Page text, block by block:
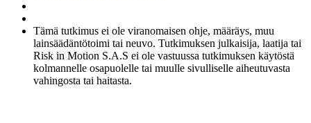
Tämä tutkimus ei ole viranomaisen ohje, määräys, muu
lainsäädäntötoimi tai neuvo. Tutkimuksen julkaisija, laatija tai
Risk in Motion S.A.S ei ole vastuussa tutkimuksen käytöstä
kolmannelle osapuolelle tai muulle sivulliselle aiheutuvasta
vahingosta tai haitasta.